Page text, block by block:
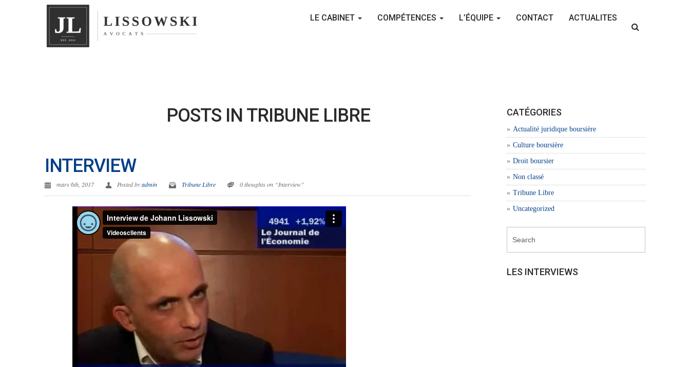
LE CABINET COMPÉTENCES L’ÉQUIPE CONTACT ACTUALITES
POSTS IN TRIBUNE LIBRE
INTERVIEW
mars 6th, 2017 Posted byadmin Tribune Libre 0 thoughts on “Interview”
CATÉGORIES
Actualité juridique boursière
Culture boursière
Droit boursier
Non classé
Tribune Libre
Uncategorized
LES INTERVIEWS